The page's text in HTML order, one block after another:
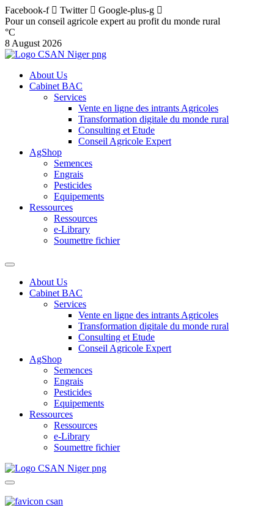
Facebook-f Twitter
Google-plus-g
Pour un conseil agricole expert au profit du monde rural
°C
8 August 2026
About Us
Cabinet BAC
Services
Vente en ligne des intrants Agricoles
Transformation digitale du monde rural
Consulting et Etude
Conseil Agricole Expert
AgShop
Semences
Engrais
Pesticides
Equipements
Ressources
Ressources
e-Library
Soumettre fichier
About Us
Cabinet BAC
Services
Vente en ligne des intrants Agricoles
Transformation digitale du monde rural
Consulting et Etude
Conseil Agricole Expert
AgShop
Semences
Engrais
Pesticides
Equipements
Ressources
Ressources
e-Library
Soumettre fichier